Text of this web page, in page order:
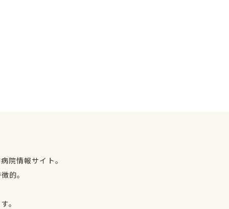
院情報サイト。
的。
。